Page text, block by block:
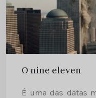
O nine eleven
É uma das datas